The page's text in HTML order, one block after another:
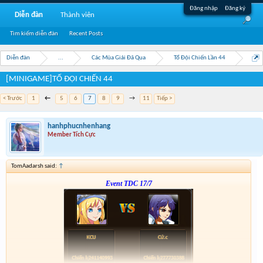
Đăng nhập Đăng ký
Diễn đàn ... Các Mùa Giải Đã Qua Tổ Đội Chiến Lần 44
[MINIGAME]TỔ ĐỘI CHIẾN 44
< Trước 1 ← 5 6 7 8 9 → 11 Tiếp >
hanhphucnhenhang
Member Tích Cực
TomAadarsh said: ↑
Event TDC 17/7
Diễn đàn
Tìm kiếm diễn đàn Recent Posts
Thành viên